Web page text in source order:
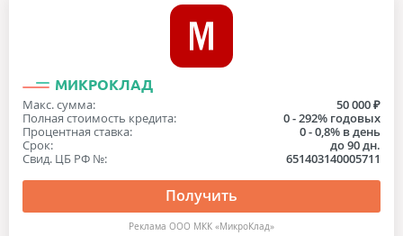
МИКРОКЛАД
Макс. сумма:
50 000 ₽
Полная стоимость кредита:
0 - 292% годовых
Процентная ставка:
0 - 0,8% в день
Срок:
до 90 дн.
Свид. ЦБ РФ №:
651403140005711
Получить
Реклама ООО МКК «МикроКлад»